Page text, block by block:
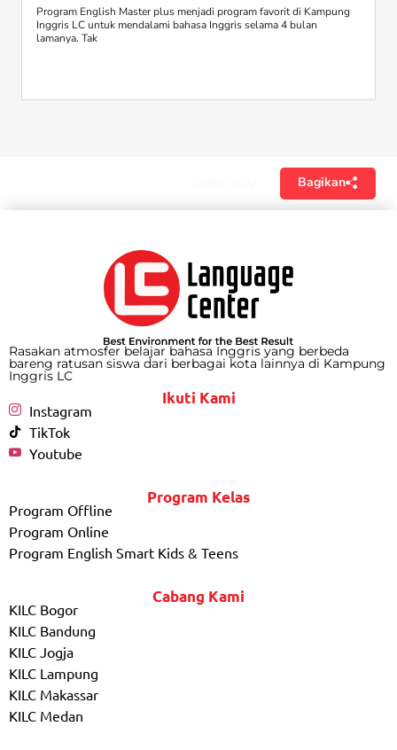
Program English Master plus menjadi program favorit di Kampung
Inggris LC untuk mendalami bahasa Inggris selama 4 bulan
lamanya. Tak
Bagikan
Rasakan atmosfer belajar bahasa Inggris yang berbeda
bareng ratusan siswa dari berbagai kota lainnya di Kampung
Inggris LC
Ikuti Kami
Instagram
TikTok
Youtube
Program Kelas
Program Offline
Program Online
Program English Smart Kids & Teens
Cabang Kami
KILC Bogor
KILC Bandung
KILC Jogja
KILC Lampung
KILC Makassar
KILC Medan